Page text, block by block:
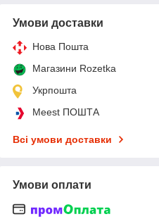
Умови доставки
Нова Пошта
Магазини Rozetka
Укрпошта
Meest ПОШТА
Всі умови доставки
Умови оплати